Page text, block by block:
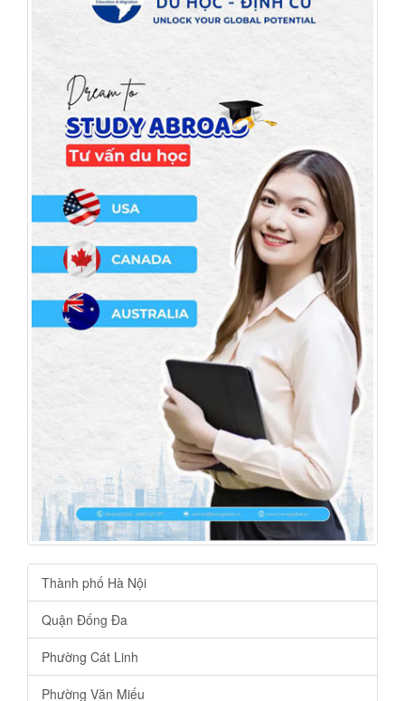
Thành phố Hà Nội
Quận Đống Đa
Phường Cát Linh
Phường Văn Miếu